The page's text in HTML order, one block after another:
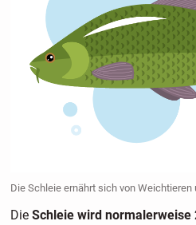
Die Schleie ernährt sich von Weichtieren
Die Schleie wird normalerweise